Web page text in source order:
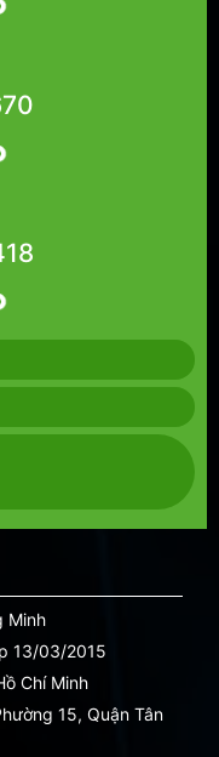
Minh
13/03/2015
Chí Minh
15, Quận Tân